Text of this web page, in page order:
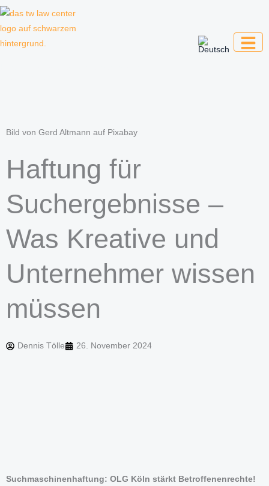
Zum
Bild von Gerd Altmann auf Pixabay
Haftung für
Suchergebnisse –
Was Kreative und
Unternehmer wissen
müssen
Dennis Tölle 26. November 2024
Suchmaschinenhaftung: OLG Köln stärkt Betroffenenrechte!